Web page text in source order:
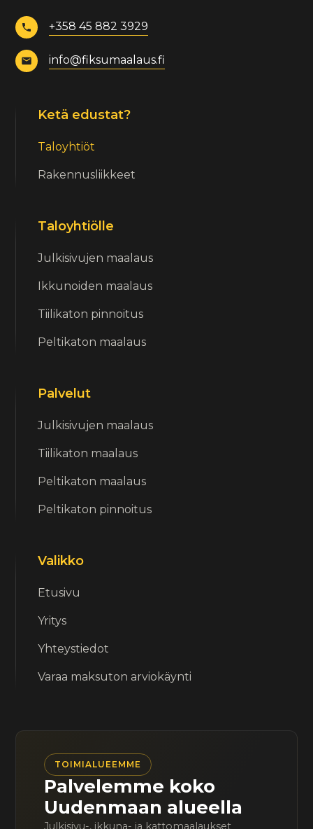
+358 45 882 3929
info@fiksumaalaus.fi
Ketä edustat?
Taloyhtiöt
Rakennusliikkeet
Taloyhtiölle
Julkisivujen maalaus
Ikkunoiden maalaus
Tiilikaton pinnoitus
Peltikaton maalaus
Palvelut
Julkisivujen maalaus
Tiilikaton maalaus
Peltikaton maalaus
Peltikaton pinnoitus
Valikko
Etusivu
Yritys
Yhteystiedot
Varaa maksuton arviokäynti
TOIMIALUEEMME
Palvelemme koko
Uudenmaan alueella
Julkisivu-, ikkuna- ja kattomaalaukset